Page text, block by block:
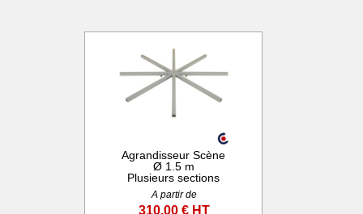
Agrandisseur Scène
Ø 1.5 m
Plusieurs sections
A partir de
310.00 € HT